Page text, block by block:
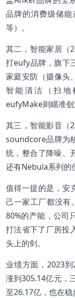
品牌的消费级储
等）。
其二，智能家居（
打eufy品牌，旗
家庭安防（摄像头
智能清洁（扫地
eufyMake则瞄准创
其三，智能影音（
soundcore品牌为
统，整合了降噪、
还有Nebula系列的
值得一提的是，安
己一家工厂都没有
80%的产能，公司
打法省下了厂房投
头上的剑。
业绩方面，2023
涨到305.14亿元，
至26.17亿，也在稳